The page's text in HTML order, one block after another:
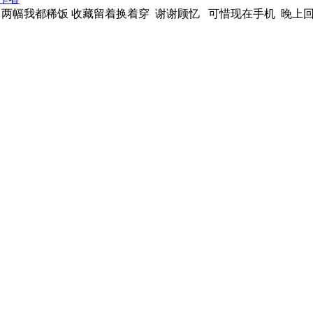
幅我都稀饭 收藏留着换着穿 谢谢顾忆 可惜现在手机 晚上